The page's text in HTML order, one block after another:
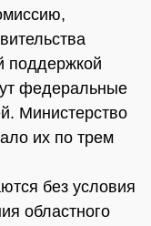
поддержкой
федеральные
Министерство
их по трем
без условия
областного